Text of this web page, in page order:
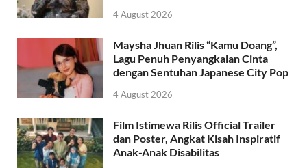
4 August 2026
Maysha Jhuan Rilis “Kamu Doang”,
Lagu Penuh Penyangkalan Cinta
dengan Sentuhan Japanese City Pop
4 August 2026
Film Istimewa Rilis Official Trailer
dan Poster, Angkat Kisah Inspiratif
Anak-Anak Disabilitas